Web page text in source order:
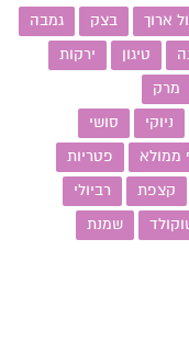
ארוך בצק
גמבה
טיגון
ירקות
מרק
ניוקי
סושי
ממולא
פטריות
קצפת
רביולי
שמנת